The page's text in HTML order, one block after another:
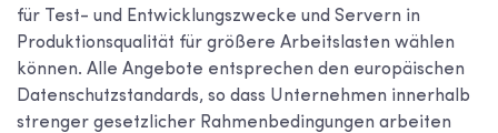
für Test- und Entwicklungszwecke und Servern in
Produktionsqualität für größere Arbeitslasten wählen
können. Alle Angebote entsprechen den europäischen
Datenschutzstandards, so dass Unternehmen innerhalb
strenger gesetzlicher Rahmenbedingungen arbeiten